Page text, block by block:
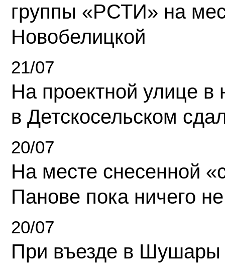
группы «РСТИ» на
Новобелицкой
21/07
На проектной улице
в Детскосельском
20/07
На месте снесенной
Панове пока ничего
20/07
При въезде в Шушары